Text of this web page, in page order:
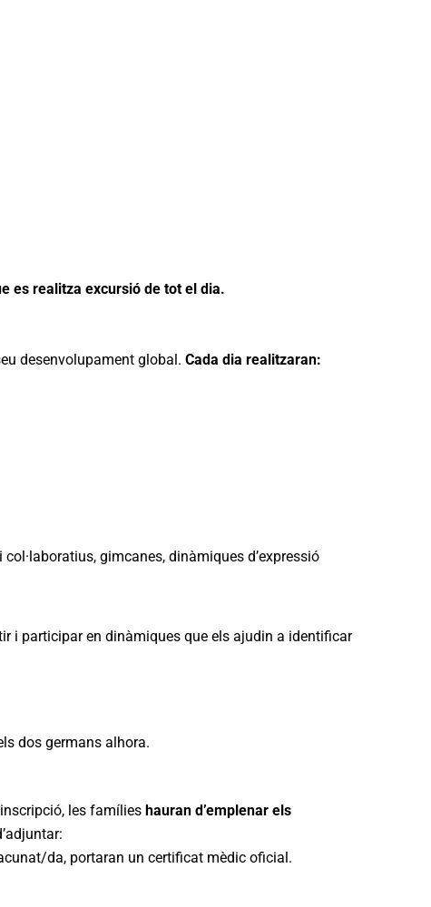
es realitza excursió de tot el dia.
desenvolupament global. Cada dia realitzaran:
gimcanes, dinàmiques d’expressió
i participar en dinàmiques que els ajudin a identificar
dos germans alhora.
les famílies hauran d’emplenar els
da, portaran un certificat mèdic oficial.